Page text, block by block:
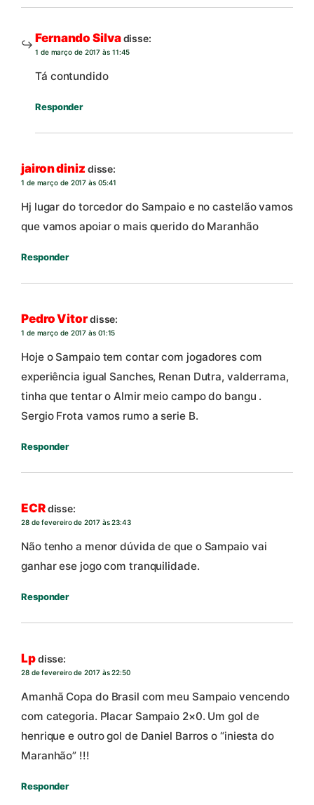
Fernando Silvadisse:
1 de março de 2017 às 11:45
Tá contundido
Responder
jairon diniz disse:
1 de março de 2017 às 05:41
Hj lugar do torcedor do Sampaio e no castelão vamos
que vamos apoiar o mais querido do Maranhão
Responder
Pedro Vitordisse:
1 de março de 2017 às 01:15
Hoje o Sampaio tem contar com jogadores com
experiência igual Sanches, Renan Dutra, valderrama,
tinha que tentar o Almir meio campo do bangu .
Sergio Frota vamos rumo a serie B.
Responder
ECRdisse:
28 de fevereiro de 2017 às 23:43
Não tenho a menor dúvida de que o Sampaio vai
ganhar ese jogo com tranquilidade.
Responder
Lpdisse:
28 de fevereiro de 2017 às 22:50
Amanhã Copa do Brasil com meu Sampaio vencendo
com categoria. Placar Sampaio 2×0. Um gol de
henrique e outro gol de Daniel Barros o “iniesta do
Maranhão” !!!
Responder